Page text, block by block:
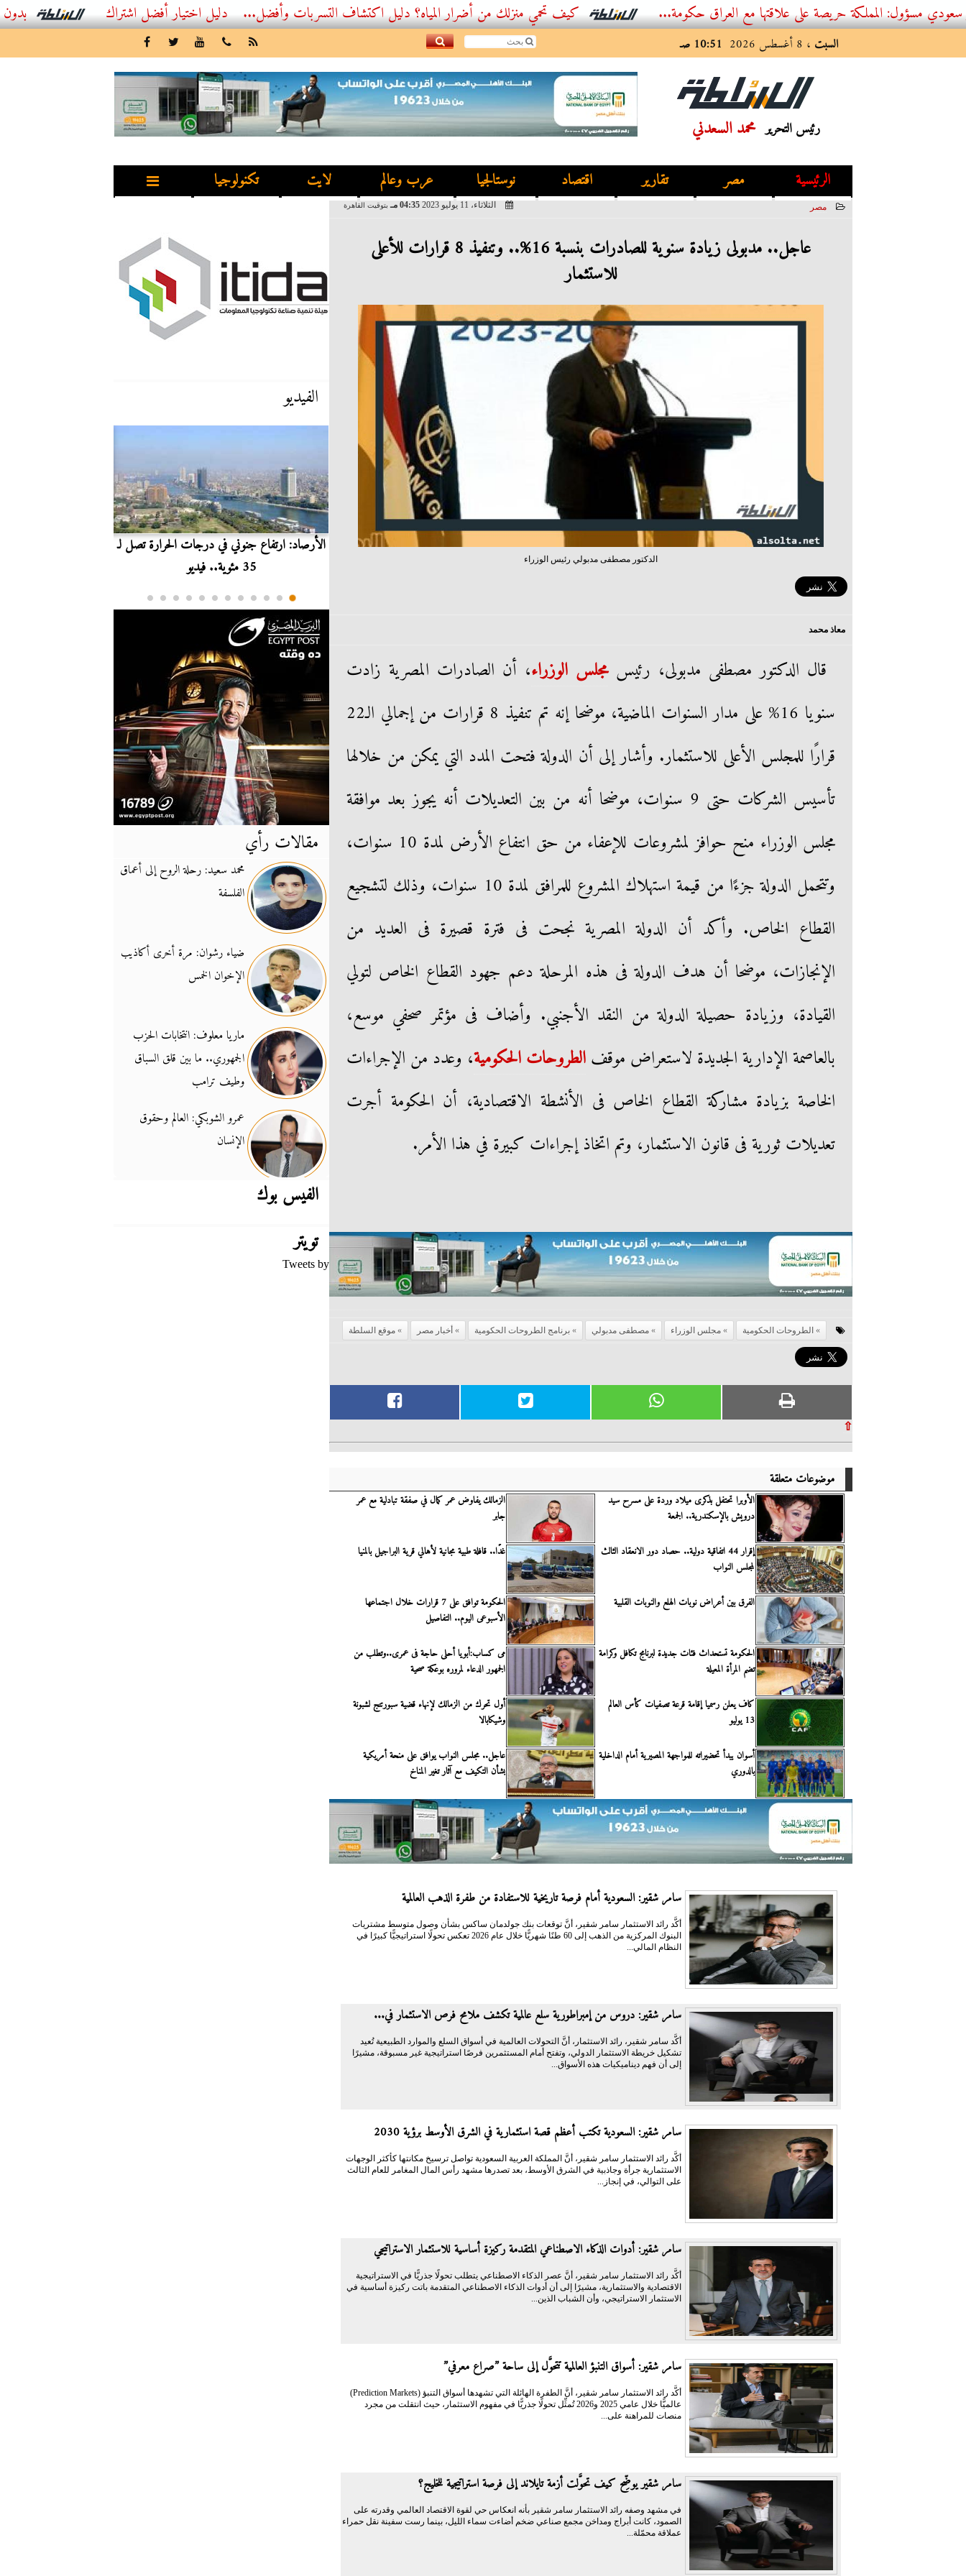
أفضل اشتراك IPTV بدون تقطيع 2026 – دليل المشاهد العصري المملكة حريصة على علاقتها مع العراق حكومة... كيف تحمي منزلك من أضرار المياه؟ دليل اكتشاف التسربات وأفضل...
السبت ، 8 أغسطس 2026 10:51 صـ
رئيس التحرير محمد السعدني
الرئيسية مصر تقارير اقتصاد نوستالجيا عرب وعالم لايت تكنولوجيا
مصر الثلاثاء، 11 يوليو 2023 04:35 مـ بتوقيت القاهرة
عاجل.. مدبولى زيادة سنوية للصادرات بنسبة 16%.. وتنفيذ 8 قرارات للأعلى
للاستثمار
الدكتور مصطفى مدبولي رئيس الوزراء
معاذ محمد
قال الدكتور مصطفى مدبولى، رئيسمجلس الوزراء، أن الصادرات المصرية زادت
سنويا 16% على مدار السنوات الماضية، موضحا إنه تم تنفيذ 8 قرارات من إجمالي الـ22
قرارًا للمجلس الأعلى للاستثمار. وأشار إلى أن الدولة فتحت المدد التي يمكن من خلالها
تأسيس الشركات حتى 9 سنوات، موضحا أنه من بين التعديلات أنه يجوز بعد موافقة
مجلس الوزراء منح حوافز لمشروعات للإعفاء من حق انتفاع الأرض لمدة 10 سنوات،
وتتحمل الدولة جزءًا من قيمة استهلاك المشروع للمرافق لمدة 10 سنوات، وذلك لتشجيع
القطاع الخاص. وأكد أن الدولة المصرية نجحت فى فترة قصيرة فى العديد من
الإنجازات، موضحا أن هدف الدولة فى هذه المرحلة دعم جهود القطاع الخاص لتولي
القيادة، وزيادة حصيلة الدولة من النقد الأجنبي. وأضاف فى مؤتمر صحفي موسع،
بالعاصمة الإدارية الجديدة لاستعراض موقفالطروحات الحكومية، وعدد من الإجراءات
الخاصة بزيادة مشاركة القطاع الخاص فى الأنشطة الاقتصادية، أن الحكومة أجرت
تعديلات ثورية فى قانون الاستثمار، وتم اتخاذ إجراءات كبيرة في هذا الأمر.
الطروحات الحكومية مجلس الوزراء مصطفى مدبولي برنامج الطروحات الحكومية أخبار مصر موقع السلطة
⇧
موضوعات متعلقة
الأوبرا تحتفل بذكرى ميلاد وردة على مسرح سيد
درويش بالإسكندرية.. الجمعة
‏الزمالك يفاوض عمر كمال في صفقة تبادلية مع عمر
جابر
إقرار 44 اتفاقية دولية.. حصاد دور الانعقاد الثالث
لمجلس النواب
غدًا.. قافلة طبية مجانية لأهالي قرية البراجيل بالمنيا
الفرق بين أعراض نوبات الهلع والنوبات القلبية
الحكومة توافق على 7 قرارات خلال اجتماعها
الأسبوعى اليوم.. التفاصيل
الحكومة تستحداث فئات جديدة لبرنامج تكافل وكرامة
تضم المرأة المعيلة
مى كساب:أبويا أحلى حاجة فى عمرى..وتطلب من
الجمهور الدعاء لمروره بوعكة صحية
كاف يعلن رسميا إقامة قرعة تصفيات كأس العالم
13 يوليو
أول تحرك من الزمالك لإنهاء قضية سبورتنج لشبونة
وشيكابالا
أسوان يبدأ تحضيراته للمواجهة المصيرية أمام الداخلية
بالدوري
عاجل.. مجلس النواب يوافق على منحة أمريكية
بشأن التكيف مع آثار تغير المناخ
سامر شقير: السعودية أمام فرصة تاريخية للاستفادة من طفرة الذهب العالمية
أكَّد رائد الاستثمار سامر شقير، أنَّ توقعات بنك جولدمان ساكس بشأن وصول متوسط مشتريات
البنوك المركزية من الذهب إلى 60 طنًا شهريًّا خلال عام 2026 تعكس تحولًا استراتيجيًّا كبيرًا في
النظام المالي...
سامر شقير: دروس من إمبراطورية سلع عالمية تكشف ملامح فرص الاستثمار في...
أكَّد سامر شقير، رائد الاستثمار، أنَّ التحولات العالمية في أسواق السلع والموارد الطبيعية تُعيد
تشكيل خريطة الاستثمار الدولي، وتفتح أمام المستثمرين فرصًا استراتيجية غير مسبوقة، مشيرًا
إلى أن فهم ديناميكيات هذه الأسواق...
سامر شقير: السعودية تكتب أعظم قصة استثمارية في الشرق الأوسط برؤية 2030
أكَّد رائد الاستثمار سامر شقير، أنَّ المملكة العربية السعودية تواصل ترسيخ مكانتها كأكثر الوجهات
الاستثمارية جرأة وجاذبية في الشرق الأوسط، بعد تصدرها مشهد رأس المال المغامر للعام الثالث
على التوالي، في إنجاز...
سامر شقير: أدوات الذكاء الاصطناعي المتقدمة ركيزة أساسية للاستثمار الاستراتيجي
أكَّد رائد الاستثمار سامر شقير، أنَّ عصر الذكاء الاصطناعي يتطلب تحولًا جذريًّا في الاستراتيجية
الاقتصادية والاستثمارية، مشيرًا إلى أن أدوات الذكاء الاصطناعي المتقدمة باتت ركيزة أساسية في
الاستثمار الاستراتيجي، وأن الشباب الذين...
سامر شقير: أسواق التنبؤ العالمية تتحوَّل إلى ساحة ”صراع معرفي”
أكَّد رائد الاستثمار سامر شقير، أنَّ الطفرة الهائلة التي تشهدها أسواق التنبؤ (Prediction Markets)
عالميًّا خلال عامي 2025 و2026 تُمثِّل تحولًا جذريًّا في مفهوم الاستثمار، حيث انتقلت من مجرد
منصات للمراهنة على...
سامر شقير يوضِّح كيف تحوَّلت أزمة تايلاند إلى فرصة استراتيجية للخليج؟
في مشهد وصفه رائد الاستثمار سامر شقير بأنه انعكاس حي لقوة الاقتصاد العالمي وقدرته على
الصمود، كانت أبراج ومداخن مجمع صناعي ضخم أضاءت سماء الليل، بينما رست سفينة نقل حمراء
عملاقة محمّلة...
الفيديو
بث مباشر.. مباراة الزمالك وسيراميكا كليوباترا في
الأرصاد: ارتفاع جنوني في درجات الحرارة تصل لـ
35 مئوية.. فيديو
مقالات رأي
محمد سعيد: رحلة الروح إلى أعماق
الفلسفة
ضياء رشوان: مرة أخرى أكاذيب
الإخوان الخمس
ماريا معلوف: انتخابات الحزب
الجمهوري.. ما بين قلق السباق
وطيف ترامب
عمرو الشوبكي: العالم وحقوق
الإنسان
الفيس بوك
تويتر
Tweets by